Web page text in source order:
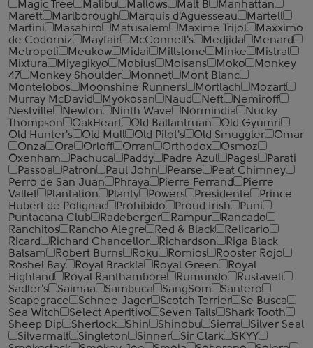
Magic Tree
Malibu Mallows Malt B
Manhattan
Marett
Marlborough Marquis d'Aguesseau
Martell
Martini
Masahiro Matusalem Maxime Trijol
Maxximo
de Codorniz
Mayfair McConnell's Medjida
Menard
Metropoli
Meukow Midai Millstone Minke
Mistral
Mixtura
Miyagikyo Mobius Moisans Moko
Monkey
47
Monkey Shoulder Monnet
Mont Blanc
Montelobos
Moonshine Runners Mortlach
Mozart
Murray McDavid
Myokosan Naud Neft
Nemiroff
Nestville
Newton Ninth Wave Normindia
Nucky
Thompson
OakHeart Old Ballantruan
Old Gyumri
Old Hunter's
Old Mull Old Pilot's Old Smuggler
Omar
Onza
Ora Orloff Orran Orthodox
Osmoz
Oxenham
Pachuca Paddy Padre Azul Pages
Parati
Passoa
Patron Paul John Pearse
Peat Chimney
Perro de San Juan
Phraya Pierre Ferrand
Pierre
Vallet
Plantation Planty Powers Presidente
Prince
Hubert de Polignac
Prohibido Proud Irish
Puni
Puntacana Club
Radeberger Rampur
Rancado
Ranchitos
Rancho Alegre Red & Black
Relicario
Ricard
Richard Chancellor Richardson
Riga Black
Balsam
Robert Burns Roku Romios
Rooster Rojo
Roshel Bay
Royal Brackla Royal Green
Royal
Highland
Royal Ranthambore Rumundo
Rustaveli
Sadler's
Saimaa Sambuca SangSom
Santero
Scapegrace
Schnee Jager Scotch Terrier
Se Busca
Sea Witch
Select Aperitivo Seven Tails
Shark Tooth
Sheep Dip
Sherlock Shin Shinobu Sierra
Silver Seal
Silvermalt
Singleton Sinner Sir Clark
SKYY